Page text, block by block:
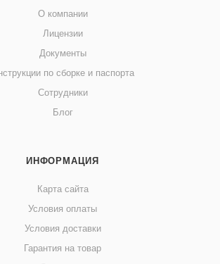
О компании
Лицензии
Документы
по сборке и паспорта
Сотрудники
Блог
ИНФОРМАЦИЯ
Карта сайта
Условия оплаты
Условия доставки
Гарантия на товар